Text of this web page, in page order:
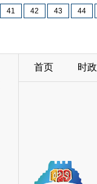
41 42 43 44
首页 时政